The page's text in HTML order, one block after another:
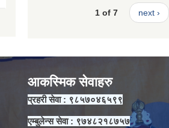
1 of 7 next ›
आकस्मिक सेवाहरु
प्रहरी सेवा : ९८५७०४६५९९
एम्बुलेन्स सेवा : ९७४८२१८७५७